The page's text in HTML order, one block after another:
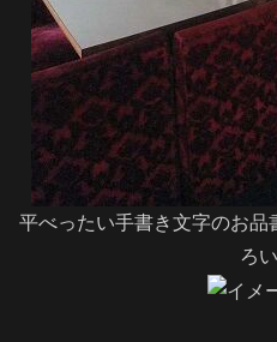
平べったい手書き文字のお
ろい